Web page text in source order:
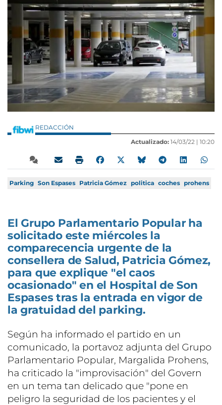
REDACCIÓN
Actualizado: 14/03/22 | 10:20
Parking Son Espases Patricia Gómez politica coches prohens
El Grupo Parlamentario Popular ha
solicitado este miércoles la
comparecencia urgente de la
consellera de Salud, Patricia Gómez,
para que explique "el caos
ocasionado" en el Hospital de Son
Espases tras la entrada en vigor de
la gratuidad del parking.
Según ha informado el partido en un
comunicado, la portavoz adjunta del Grupo
Parlamentario Popular, Margalida Prohens,
ha criticado la "improvisación" del Govern
en un tema tan delicado que "pone en
peligro la seguridad de los pacientes y el